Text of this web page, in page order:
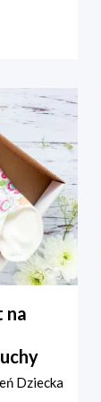
na
Dziecka